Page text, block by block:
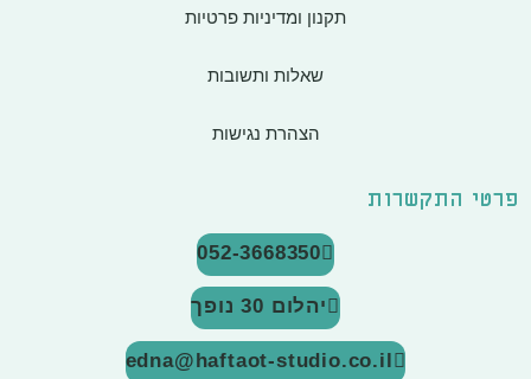
תקנון ומדיניות פרטיות
שאלות ותשובות
הצהרת נגישות
פרטי התקשרות
052-3668350
יהלום 30 נופך
edna@haftaot-studio.co.il